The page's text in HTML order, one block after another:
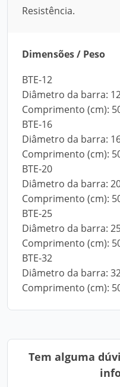
Resistência.
Dimensões / Peso
BTE-12
Diâmetro da barra:
Comprimento (cm):
BTE-16
Diâmetro da barra:
Comprimento (cm):
BTE-20
Diâmetro da barra:
Comprimento (cm):
BTE-25
Diâmetro da barra:
Comprimento (cm):
BTE-32
Diâmetro da barra:
Comprimento (cm):
Tem alguma